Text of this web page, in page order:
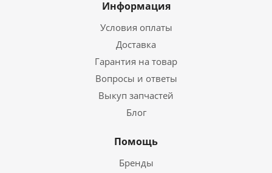
Информация
Условия оплаты
Доставка
Гарантия на товар
Вопросы и ответы
Выкуп запчастей
Блог
Помощь
Бренды